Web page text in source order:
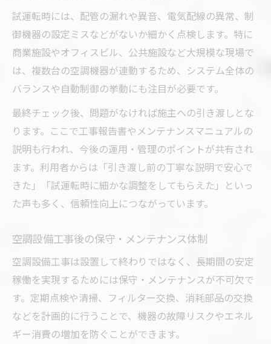
試運転時には、配管の漏れや異音、電気配線の異常、制
御機器の設定ミスなどがないか細かく点検します。特に
商業施設やオフィスビル、公共施設など大規模な現場で
は、複数台の空調機器が連動するため、システム全体の
バランスや自動制御の挙動にも注目が必要です。
最終チェック後、問題がなければ施主への引き渡しとな
ります。ここで工事報告書やメンテナンスマニュアルの
説明も行われ、今後の運用・管理のポイントが共有され
ます。利用者からは「引き渡し前の丁寧な説明で安心で
きた」「試運転時に細かな調整をしてもらえた」といっ
た声も多く、信頼性向上につながっています。
空調設備工事後の保守・メンテナンス体制
空調設備工事は設置して終わりではなく、長期間の安定
稼働を実現するためには保守・メンテナンスが不可欠で
す。定期点検や清掃、フィルター交換、消耗部品の交換
などを計画的に行うことで、機器の故障リスクやエネル
ギー消費の増加を防ぐことができます。